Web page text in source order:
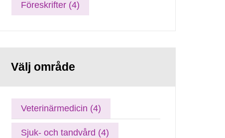
Föreskrifter (4)
Välj område
Veterinärmedicin (4)
Sjuk- och tandvård (4)